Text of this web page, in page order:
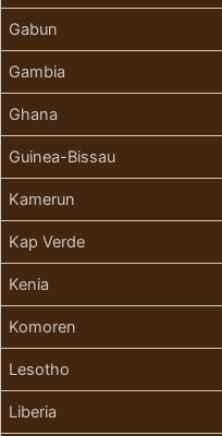
Gabun
Gambia
Ghana
Guinea-Bissau
Kamerun
Kap Verde
Kenia
Komoren
Lesotho
Liberia